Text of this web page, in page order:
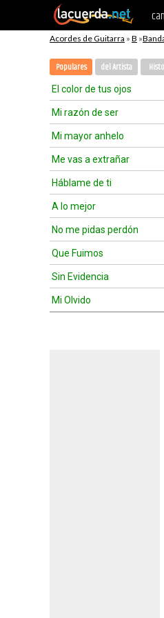
Acordes de Guitarra » B »
Populares del Artista
El color de tus ojos
Mi razón de ser
Mi mayor anhelo
Me vas a extrañar
Háblame de ti
A lo mejor
No me pidas perdón
Que Fuimos
Sin Evidencia
Mi Olvido